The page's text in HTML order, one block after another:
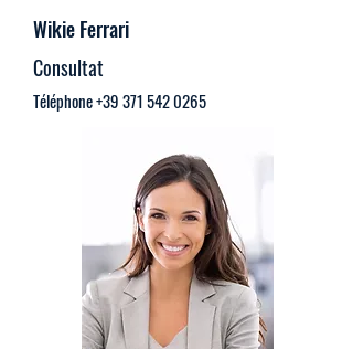
Wikie Ferrari
Consultat
Téléphone+39 371 542 0265